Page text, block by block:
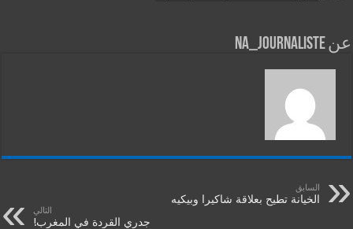
عن na_journaliste
السابق
الخيانة تطيح بعلاقة شاكيرا وبيكيه
التالي
جدري القردة في المغرب!